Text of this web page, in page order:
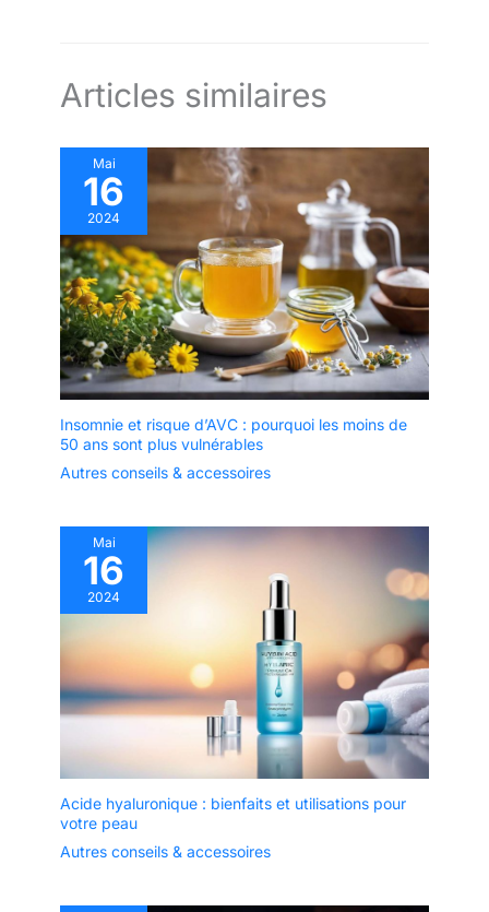
Articles similaires
Mai
16
2024
Insomnie et risque d’AVC : pourquoi les moins de
50 ans sont plus vulnérables
Autres conseils & accessoires
Mai
16
2024
Acide hyaluronique : bienfaits et utilisations pour
votre peau
Autres conseils & accessoires